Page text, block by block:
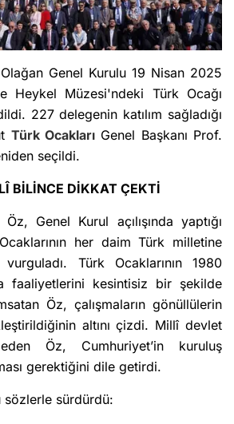
Genel Kurulu 19 Nisan 2025
Heykel Müzesi'ndeki Türk Ocağı
227 delegenin katılım sağladığı
Türk Ocakları Genel Başkanı Prof.
seçildi.
BİLİNCE DİKKAT ÇEKTİ
Genel Kurul açılışında yaptığı
her daim Türk milletine
Türk Ocaklarının 1980
faaliyetlerini kesintisiz bir şekilde
Öz, çalışmaların gönüllülerin
altını çizdi. Millî devlet
Öz, Cumhuriyet’in kuruluş
gerektiğini dile getirdi.
sözlerle sürdürdü: